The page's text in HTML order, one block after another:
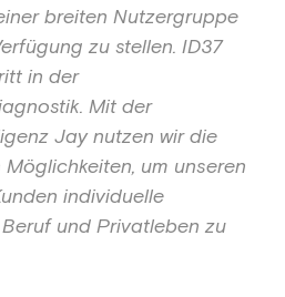
breiten Nutzergruppe
zu stellen. ID37
in der
Mit der
Jay nutzen wir die
um unseren
individuelle
und Privatleben zu